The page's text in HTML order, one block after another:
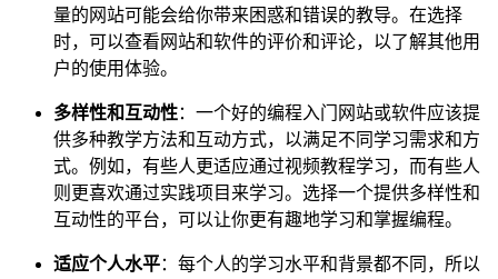
量的网站可能会给你带来困惑和错误的教导。在选择
时，可以查看网站和软件的评价和评论，以了解其他用
户的使用体验。
多样性和互动性：一个好的编程入门网站或软件应该提
供多种教学方法和互动方式，以满足不同学习需求和方
式。例如，有些人更适应通过视频教程学习，而有些人
则更喜欢通过实践项目来学习。选择一个提供多样性和
互动性的平台，可以让你更有趣地学习和掌握编程。
适应个人水平：每个人的学习水平和背景都不同，所以